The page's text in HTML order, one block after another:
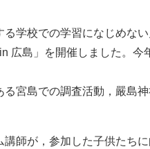
学校での学習になじめな
広島」を開催しました。今
宮島での調査活動，嚴島
師が，参加した子供たち